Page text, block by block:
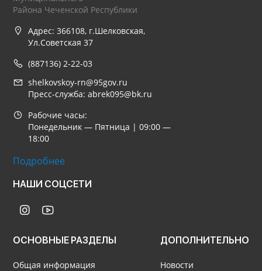
Района Чеченской Республики
Адрес: 366108, г.Шелковская,
Ул.Советская 37
(887136) 2-22-03
shelkovskoy-rn@95gov.ru
Пресс-служба: abrek095@bk.ru
Рабочие часы:
Понедельник — Пятница | 09:00 —
18:00
Подробнее
НАШИ СОЦСЕТИ
ОСНОВНЫЕ РАЗДЕЛЫ
Общая информация
ДОПОЛНИТЕЛЬНО
Новости